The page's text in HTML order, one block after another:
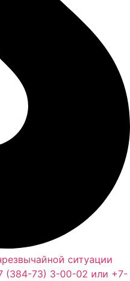
ситуации
(384-73) 3-00-02 или +7-